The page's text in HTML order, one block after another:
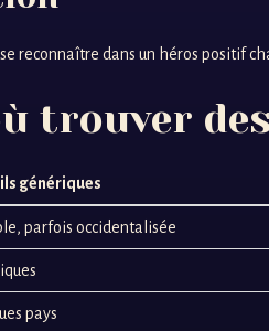
reconnaître dans un héros positif
trouver
génériques
parfois occidentalisée
pays